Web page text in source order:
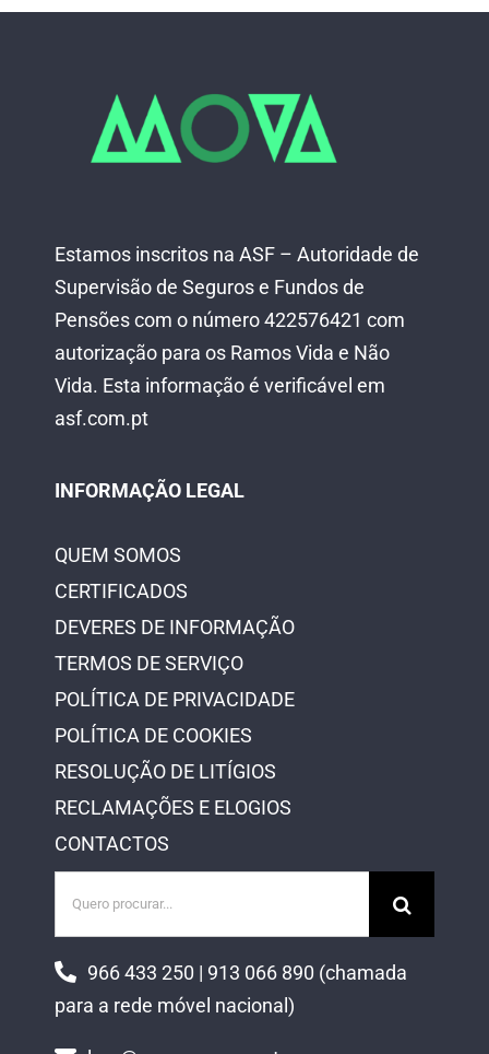
Estamos inscritos na ASF – Autoridade de
Supervisão de Seguros e Fundos de
Pensões com o número 422576421 com
autorização para os Ramos Vida e Não
Vida. Esta informação é verificável em
asf.com.pt
INFORMAÇÃO LEGAL
QUEM SOMOS
CERTIFICADOS
DEVERES DE INFORMAÇÃO
TERMOS DE SERVIÇO
POLÍTICA DE PRIVACIDADE
POLÍTICA DE COOKIES
RESOLUÇÃO DE LITÍGIOS
RECLAMAÇÕES E ELOGIOS
CONTACTOS
966 433 250 | 913 066 890 (chamada
para a rede móvel nacional)